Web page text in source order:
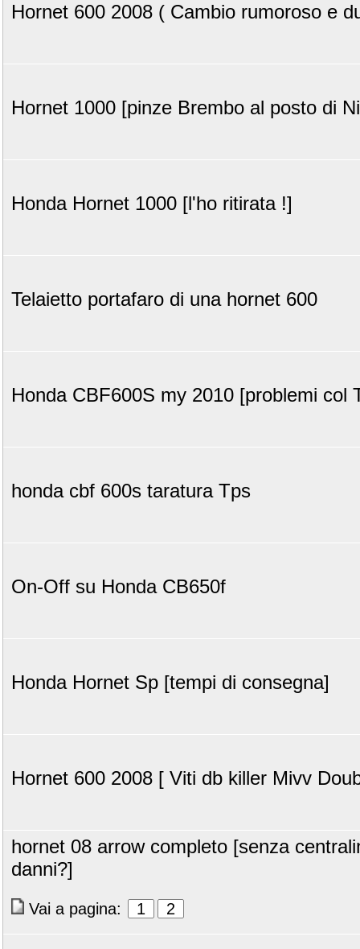
Hornet 600 2008 ( Cambio rumoroso e
Hornet 1000 [pinze Brembo al posto di
Honda Hornet 1000 [l'ho ritirata !]
Telaietto portafaro di una hornet 600
Honda CBF600S my 2010 [problemi col
honda cbf 600s taratura Tps
On-Off su Honda CB650f
Honda Hornet Sp [tempi di consegna]
Hornet 600 2008 [ Viti db killer Mivv
hornet 08 arrow completo [senza
danni?]
Vai a pagina: 1 2